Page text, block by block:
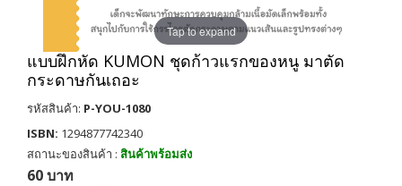
Tap to expand
แบบฝึกหัด KUMON ชุดก้าวแรกของหนู มาตัด
กระดาษกันเถอะ
รหัสสินค้า: P-YOU-1080
ISBN: 1294877742340
สถานะของสินค้า : สินค้าพร้อมส่ง
60 บาท